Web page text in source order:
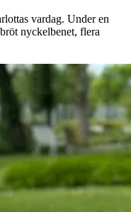
vardag. Under en
nyckelbenet, flera